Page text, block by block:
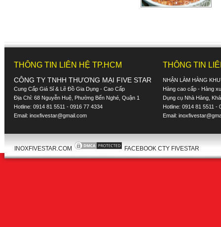
THÔNG TIN LIÊN HỆ TP.HCM
CÔNG TY TNHH THƯƠNG MẠI FIVE STAR
Cung Cấp Giá Sỉ & Lẽ Đồ Gia Dụng - Cao Cấp
Địa Chỉ: 68 Nguyễn Huệ, Phường Bến Nghé, Quận 1
Hotline: 0914 81 5511 - 0916 77 4334
Email: inoxfivestar@gmail.com
THÔNG TIN
NHẬN LÀM HÀNG
Hàng cao cấp - Hàng
Dụng cụ Nhà Hàng,
Hotline: 0914 81 5511 -
Email:
INOXFIVESTAR.COM FACEBOOK CTY FIVESTAR